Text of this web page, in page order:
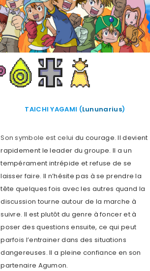
TAICHI YAGAMI (Lununarius)
Son symbole est celui du courage. Il devient
rapidement le leader du groupe. Il a un
tempérament intrépide et refuse de se
laisser faire. Il n’hésite pas à se prendre la
tête quelques fois avec les autres quand la
discussion tourne autour de la marche à
suivre. Il est plutôt du genre à foncer et à
poser des questions ensuite, ce qui peut
parfois l’entrainer dans des situations
dangereuses. Il a pleine confiance en son
partenaire Agumon.